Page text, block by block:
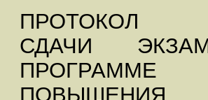
ПРОТОКОЛ
СДАЧИ
ПРОГРАММЕ